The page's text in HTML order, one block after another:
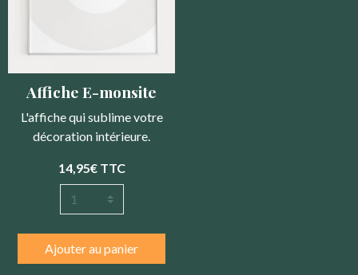
Affiche E-monsite
L'affiche qui sublime votre
décoration intérieure.
14,95€ TTC
Ajouter au panier